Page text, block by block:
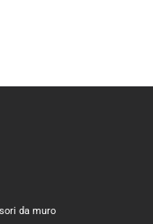
da muro